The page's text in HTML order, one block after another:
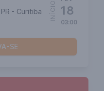
- Curitiba
INÍCIO 18
03:00
SE